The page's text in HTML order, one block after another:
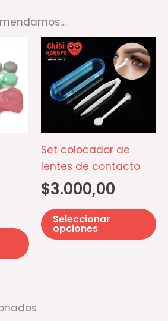
Este
producto
múltiples
variantes.
opciones
elegir
página
Set colocador de
lentes de contacto
$3.000,00
Seleccionar
opciones
la